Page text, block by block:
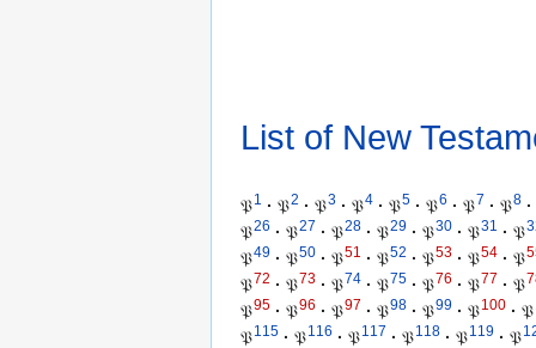
List of New
𝔓1 · 𝔓2 · 𝔓3 · 𝔓4 · 𝔓5 · 𝔓6 · 𝔓7 · 𝔓8 ·
𝔓26 · 𝔓27 · 𝔓28 · 𝔓29 · 𝔓30 · 𝔓31 · 𝔓
𝔓49 · 𝔓50 · 𝔓51 · 𝔓52 · 𝔓53 · 𝔓54 · 𝔓
𝔓72 · 𝔓73 · 𝔓74 · 𝔓75 · 𝔓76 · 𝔓77 · 𝔓
𝔓95 · 𝔓96 · 𝔓97 · 𝔓98 · 𝔓99 · 𝔓100 · 𝔓
𝔓115 · 𝔓116 · 𝔓117 · 𝔓118 · 𝔓119 · 𝔓